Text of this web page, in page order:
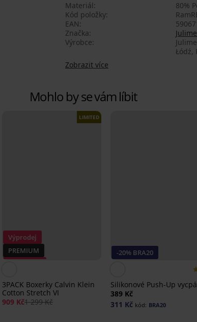
Materiál
80%
Kód položky
EAN
Značka
Výrobce
Łódź,
Zobrazit více
Mohlo by se vám líbit
Výprodej
PREMIUM
LIMITED
3PACK Boxerky Calvin Klein
Cotton Stretch VI
909 Kč1 299 Kč
-20% BRA20
Silikonové Push-Up
389 Kč
311 Kč kód: BRA20